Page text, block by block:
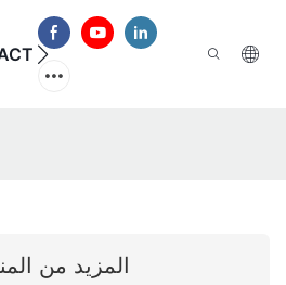
US الأسئلة الشائعة
المزيد من